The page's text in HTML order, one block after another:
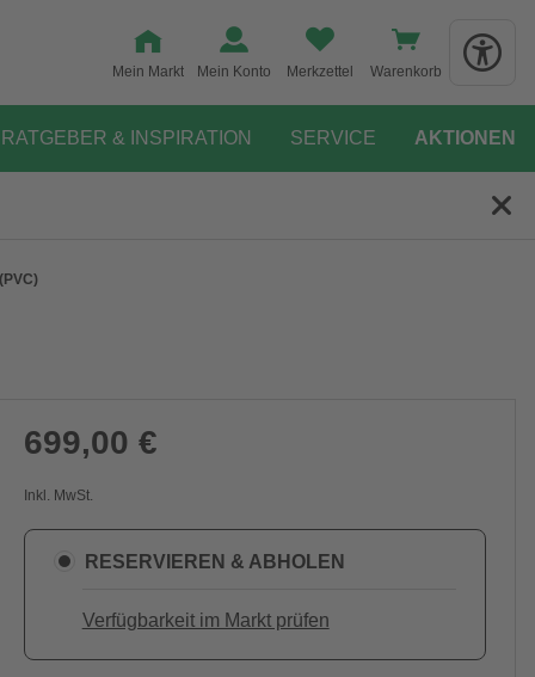
Mein Markt Mein Konto Merkzettel Warenkorb
RATGEBER & INSPIRATION SERVICE AKTIONEN
699,00 €
Inkl. MwSt.
RESERVIEREN & ABHOLEN
Verfügbarkeit im Markt prüfen